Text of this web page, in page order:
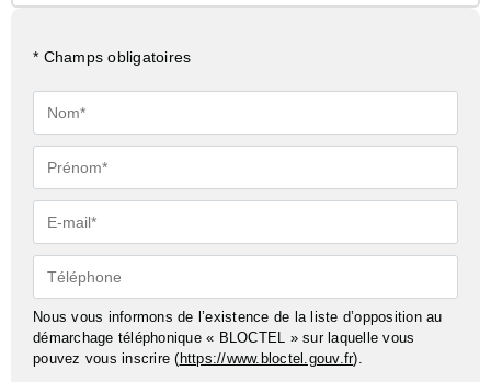
* Champs obligatoires
Nom*
Prénom*
E-
mail*
Téléphone
Nous vous informons de l’existence de la liste d’opposition au
démarchage téléphonique « BLOCTEL » sur laquelle vous
pouvez vous inscrire (https://www.bloctel.gouv.fr).